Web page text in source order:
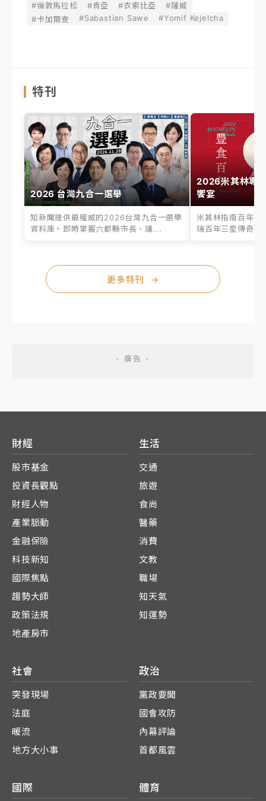
#倫敦馬拉松
#肯亞 #衣索比亞
#薩威
#卡加爾查
#Sabastian Sawe #Yomif Kejelcha
特刊
2026 台灣九合一選舉
知新聞提供最權威的2026台灣九合一選舉
資料庫。即時掌握六都縣市長、議...
2026米其林專
饗宴
米其林指南百年之
瑞百年三星傳奇、
更多特刊 →
財經
股市基金
投資長觀點
財經人物
產業脈動
金融保險
科技新知
國際焦點
趨勢大師
政策法規
地產房市
生活
交通
旅遊
食尚
醫藥
消費
文教
職場
知天氣
知運勢
社會
突發現場
法庭
暖流
地方大小事
政治
黨政要聞
國會攻防
內幕評論
首都風雲
國際 體育